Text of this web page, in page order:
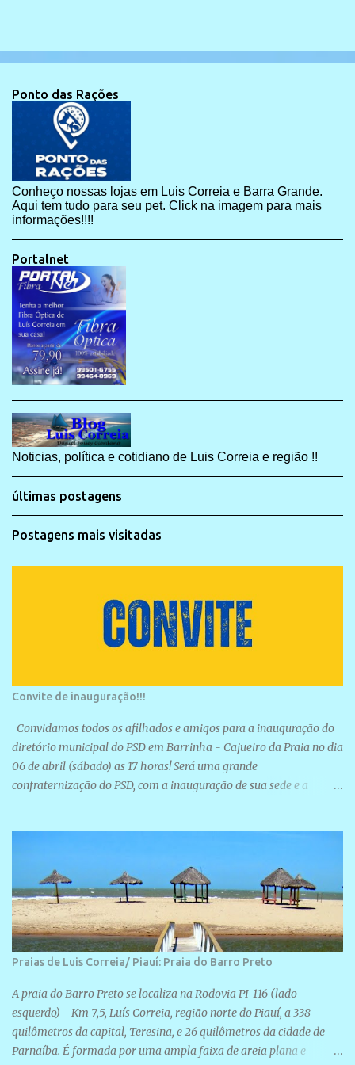
Ponto das Rações
Conheço nossas lojas em Luis Correia e Barra Grande.
Aqui tem tudo para seu pet. Click na imagem para mais
informações!!!!
Portalnet
Noticias, política e cotidiano de Luis Correia e região !!
últimas postagens
Postagens mais visitadas
Convite de inauguração!!!
Convidamos todos os afilhados e amigos para a inauguração do
diretório municipal do PSD em Barrinha - Cajueiro da Praia no dia
06 de abril (sábado) as 17 horas! Será uma grande
confraternização do PSD, com a inauguração de sua sede e a
Praias de Luis Correia/ Piauí: Praia do Barro Preto
A praia do Barro Preto se localiza na Rodovia PI-116 (lado
esquerdo) - Km 7,5, Luís Correia, região norte do Piauí, a 338
quilômetros da capital, Teresina, e 26 quilômetros da cidade de
Parnaíba. É formada por uma ampla faixa de areia plana e